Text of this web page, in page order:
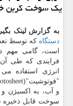
یك سوخت كربن
به گزارش لینک
دستگاه که توسط
است، گامی مهم
فرایندی که طی آن
انرژی استفاده می
و آب، به اکسیژن
سوخت قابل ذخیره